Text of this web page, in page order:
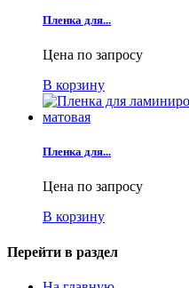
Пленка для...
Цена по запросу
В корзину
Пленка для...
Цена по запросу
В корзину
Перейти в раздел